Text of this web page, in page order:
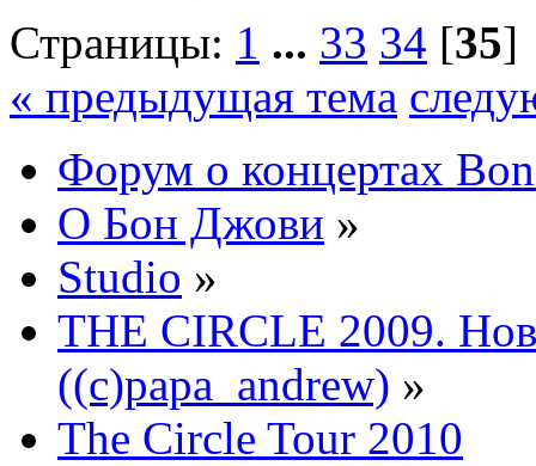
Страницы: 1 ... 33 34 [35]
« предыдущая тема
Форум о концертах
О Бон Джови »
Studio »
THE CIRCLE 2009.
((c)papa_andrew) »
The Circle Tour 2010